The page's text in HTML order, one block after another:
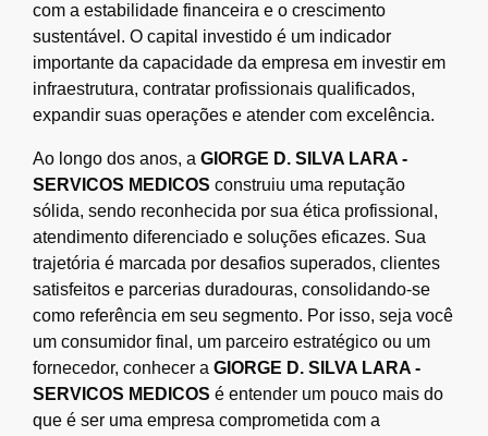
com a estabilidade financeira e o crescimento
sustentável. O capital investido é um indicador
importante da capacidade da empresa em investir em
infraestrutura, contratar profissionais qualificados,
expandir suas operações e atender com excelência.
Ao longo dos anos, a GIORGE D. SILVA LARA -
SERVICOS MEDICOS construiu uma reputação
sólida, sendo reconhecida por sua ética profissional,
atendimento diferenciado e soluções eficazes. Sua
trajetória é marcada por desafios superados, clientes
satisfeitos e parcerias duradouras, consolidando-se
como referência em seu segmento. Por isso, seja você
um consumidor final, um parceiro estratégico ou um
fornecedor, conhecer a GIORGE D. SILVA LARA -
SERVICOS MEDICOS é entender um pouco mais do
que é ser uma empresa comprometida com a